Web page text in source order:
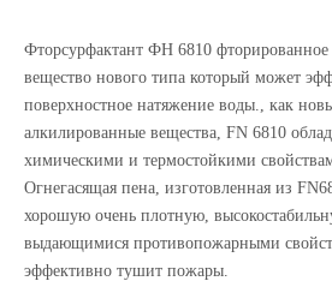
Фторсурфактант ФН 6810
вещество нового типа который может
поверхностное натяжение воды., как
алкилированные вещества, FN 6810
химическими и термостойкими
Огнегасящая пена, изготовленная из
хорошую очень плотную,
выдающимися противопожарными
эффективно тушит пожары.